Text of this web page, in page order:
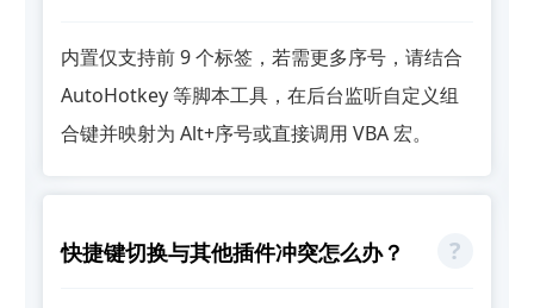
内置仅支持前 9 个标签，若需更多序号，请结合
AutoHotkey 等脚本工具，在后台监听自定义组
合键并映射为 Alt+序号或直接调用 VBA 宏。
快捷键切换与其他插件冲突怎么办？